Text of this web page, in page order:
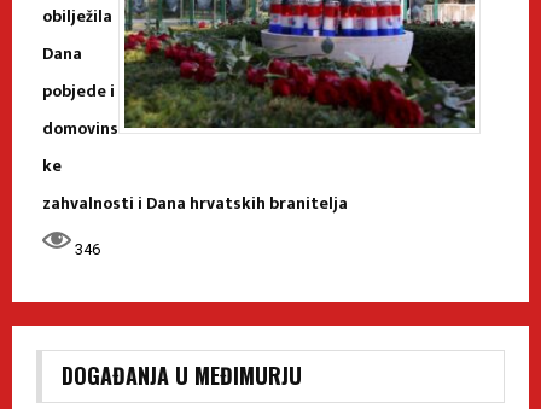
obilježila
Dana
pobjede i
domovins
ke
zahvalnosti i Dana hrvatskih branitelja
346
DOGAĐANJA U MEĐIMURJU